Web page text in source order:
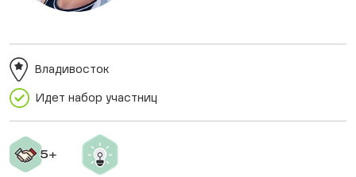
Идет набор участниц
Владивосток